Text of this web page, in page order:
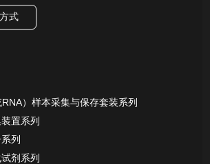
）样本采集与保存套装系列
剂
列
式
）样本采集与保存套装系列
置系列
列
剂系列